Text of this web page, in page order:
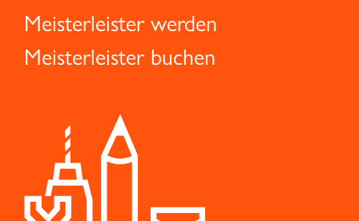
Meisterleister werden
Meisterleister buchen